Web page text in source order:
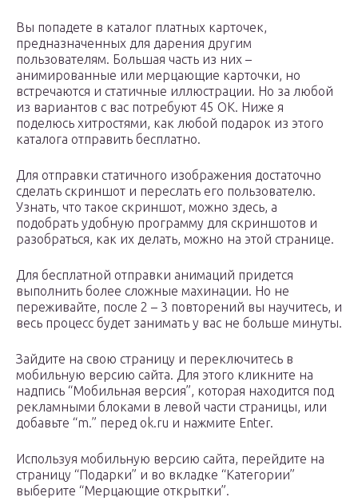
Вы попадете в каталог платных карточек,
предназначенных для дарения другим
пользователям. Большая часть из них –
анимированные или мерцающие карточки, но
встречаются и статичные иллюстрации. Но за любой
из вариантов с вас потребуют 45 ОК. Ниже я
поделюсь хитростями, как любой подарок из этого
каталога отправить бесплатно.
Для отправки статичного изображения достаточно
сделать скриншот и переслать его пользователю.
Узнать, что такое скриншот, можно здесь, а
подобрать удобную программу для скриншотов и
разобраться, как их делать, можно на этой странице.
Для бесплатной отправки анимаций придется
выполнить более сложные махинации. Но не
переживайте, после 2 – 3 повторений вы научитесь, и
весь процесс будет занимать у вас не больше минуты.
Зайдите на свою страницу и переключитесь в
мобильную версию сайта. Для этого кликните на
надпись “Мобильная версия”, которая находится под
рекламными блоками в левой части страницы, или
добавьте “m.” перед ok.ru и нажмите Enter.
Используя мобильную версию сайта, перейдите на
страницу “Подарки” и во вкладке “Категории”
выберите “Мерцающие открытки”.